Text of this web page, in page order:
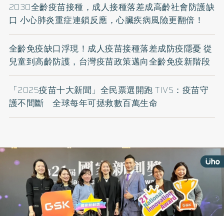
2030全齡疫苗接種，成人接種落差成高齡社會防護缺
口 小心肺炎重症連鎖反應，心臟疾病風險更翻倍！
全齡免疫缺口浮現！成人疫苗接種落差成防疫隱憂 從
兒童到高齡防護，台灣疫苗政策邁向全齡免疫新階段
「2025疫苗十大新聞」全民票選開跑 TIVS：疫苗守
護不間斷 全球每年可拯救數百萬生命